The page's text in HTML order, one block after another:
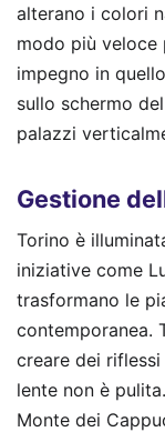
alterano i colori
modo più veloce
impegno in
sullo schermo
palazzi
Gestione
Torino è
iniziative come
trasformano le
contemporanea.
creare dei
lente non è
Monte dei